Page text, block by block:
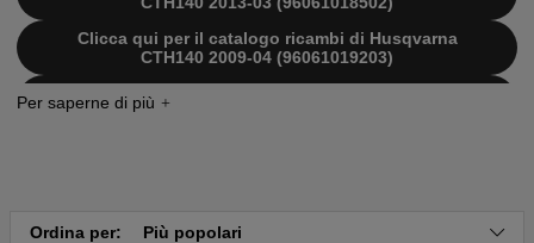
Clicca qui per il catalogo ricambi di Husqvarna
CTH140 2009-04 (96061019203)
Clicca qui per il catalogo ricambi di Husqvarna
CTH140 2009-02 (96061018504)
CTH140 2007-09 (96061019202)
Ordina per: Più popolari